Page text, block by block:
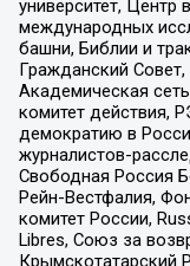
университет, Центр
международных
башни, Библии и
Гражданский
Академическая
комитет действия,
демократию в
журналистов-
Свободная Россия
Рейн-Вестфалия,
комитет России,
Libres, Союз за
Крымскотатарский